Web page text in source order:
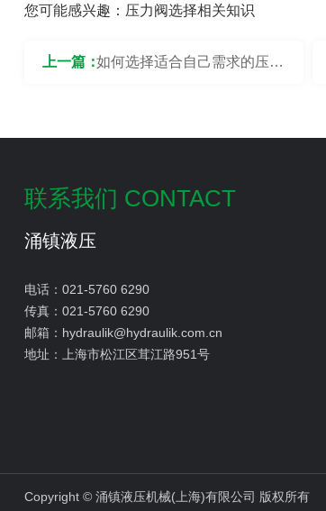
您可能感兴趣： 压力阀选择相关知识
上一篇：如何选择适合自己需求的压力
联系我们 CONTACT
涌镇液压
电话： 021-5760 6290
传真： 021-5760 6290
邮箱： hydraulik@hydraulik.com.cn
地址： 上海市松江区茸江路951号
Copyright © 涌镇液压机械(上海)有限公司 版权所有